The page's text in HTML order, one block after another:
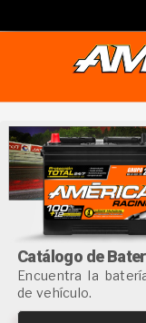
Catálogo de
Encuentra la
de vehículo.